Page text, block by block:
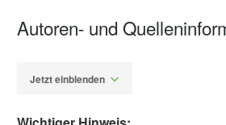
Autoren- und
Jetzt einblenden